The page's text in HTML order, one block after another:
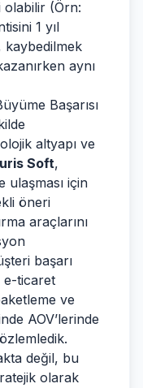
olabilir (Örn:
1 yıl
kaybedilmek
aynı
Başarısı
altyapı ve
Soft,
ulaşması için
öneri
araçlarını
başarı
e-ticaret
ve
AOV’lerinde
değil, bu
olarak